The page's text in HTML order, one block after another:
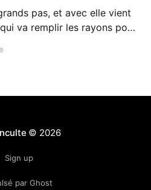
pas, et avec elle vient
va remplir les rayons pour
© 2026
Sign up
par Ghost